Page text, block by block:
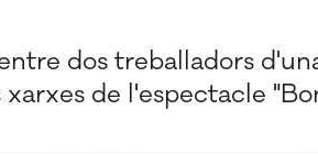
dos treballadors
de l'espectacle